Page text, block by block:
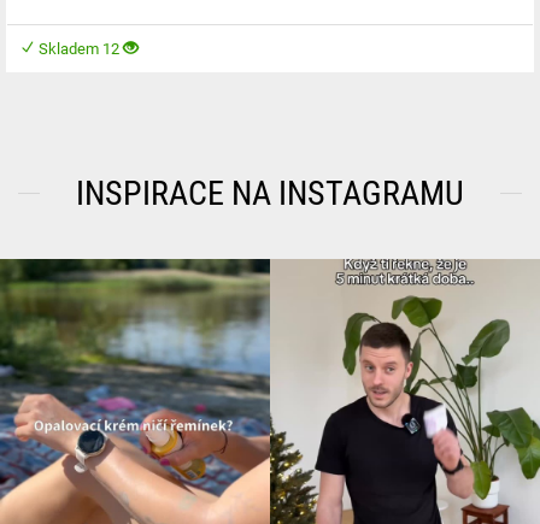
Skladem 12
INSPIRACE NA INSTAGRAMU